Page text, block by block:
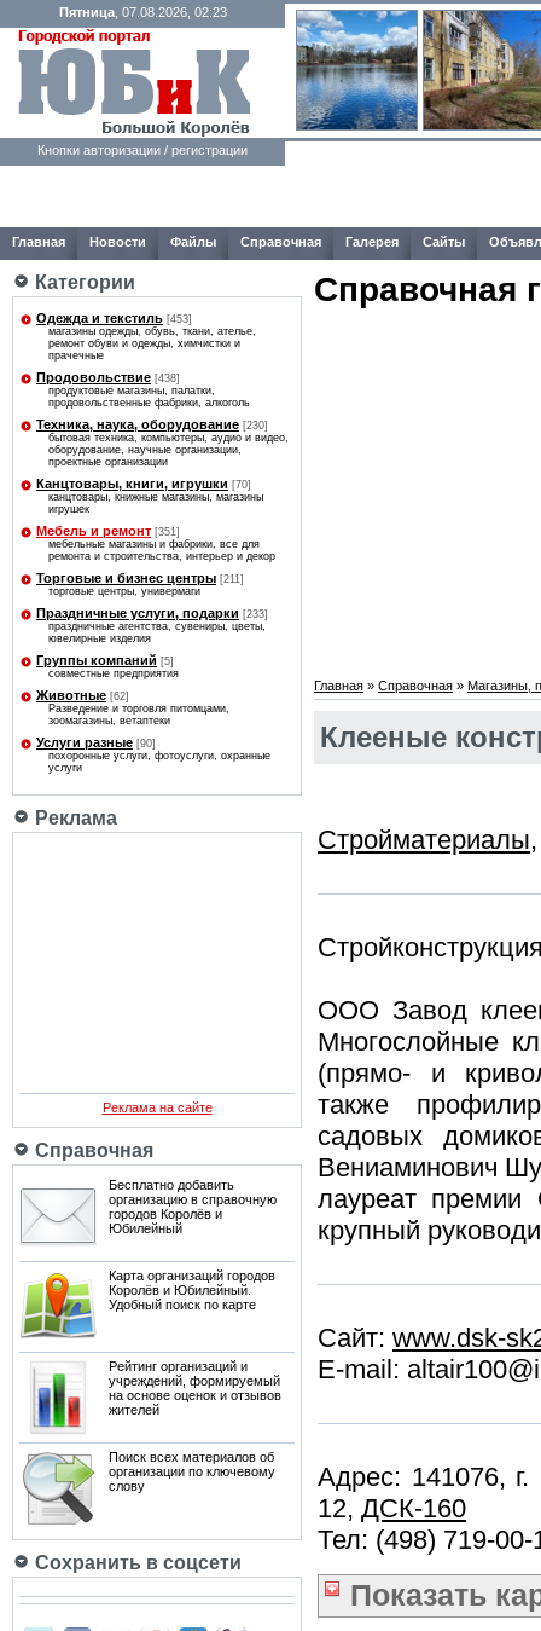
Пятница, 07.08.2026, 02:23
Кнопки авторизации / регистрации
Главная Новости Файлы Справочная Галерея Сайты
Категории
Одежда и текстиль [453]
магазины одежды, обувь, ткани, ателье,
ремонт обуви и одежды, химчистки и
прачечные
Продовольствие [438]
продуктовые магазины, палатки,
продовольственные фабрики, алкоголь
Техника, наука, оборудование [230]
бытовая техника, компьютеры, аудио и видео,
оборудование, научные организации,
проектные организации
Канцтовары, книги, игрушки [70]
канцтовары, книжные магазины, магазины
игрушек
Мебель и ремонт [351]
мебельные магазины и фабрики, все для
ремонта и строительства, интерьер и декор
Торговые и бизнес центры [211]
торговые центры, универмаги
Праздничные услуги, подарки [233]
праздничные агентства, сувениры, цветы,
ювелирные изделия
Группы компаний [5]
совместные предприятия
Животные [62]
Разведение и торговля питомцами,
зоомагазины, ветаптеки
Услуги разные [90]
похоронные услуги, фотоуслуги, охранные
услуги
Реклама
Реклама на сайте
Справочная
Бесплатно добавить
организацию в справочную
городов Королёв и
Юбилейный
Карта организаций городов
Королёв и Юбилейный.
Удобный поиск по карте
Рейтинг организаций и
учреждений, формируемый
на основе оценок и отзывов
жителей
Поиск всех материалов об
организации по ключевому
слову
Сохранить в соцсети
Справочная
Главная » Справочная » Магазины,
Клееные
Стройматериалы
ООО Завод
Многослойные
(прямо- и
также
садовых
Вениаминович
лауреат премии
крупный
Сайт: www.dsk-
E-mail:
Адрес: 141076,
12, ДСК-160
Тел: (498) 719-
Показать